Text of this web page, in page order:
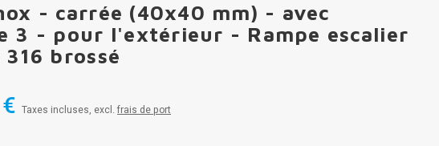
- carrée (40x40 mm) - avec
3 - pour l'extérieur - Rampe escalier
brossé
Taxes incluses, excl. frais de port